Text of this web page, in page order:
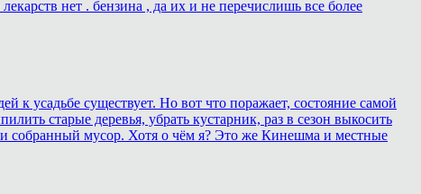
нет . бензина , да их и не перечислишь все более
усадьбе существует. Но вот что поражает, состояние самой
старые деревья, убрать кустарник, раз в сезон выкосить
собранный мусор. Хотя о чём я? Это же Кинешма и местные